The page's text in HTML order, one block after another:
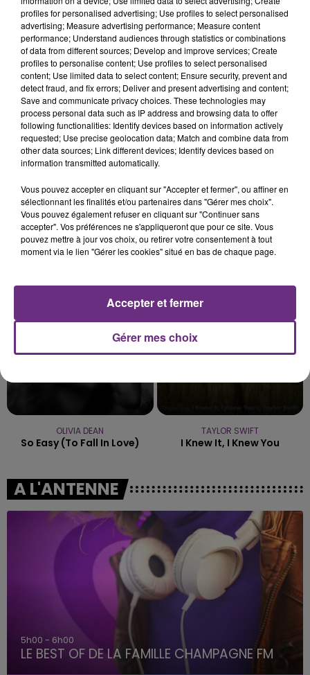
Un feu de remorque s'est déclaré ce mercredi en
fin de matinée sur l'A34.
TITRES DIFFUSÉS
15h36
15h36
ALEX WARREN
Fever Dream
15h29
15h29
TRYO
La Traversee
15h26
15h26
OLIVIA DEAN
So Easy (to Fall In Love)
15h23
15h23
TAYLOR SWIFT
I Knew It, I Knew You
A L'ANTENNE
5h00 - 6h00
LE BEST OF DE LA FAMILLE CHAMPAGNE FM
profiles for personalised advertising; Use profiles to select personalised
advertising; Measure advertising performance; Measure content
performance; Understand audiences through statistics or combinations
of data from different sources; Develop and improve services; Create
profiles to personalise content; Use profiles to select personalised
content; Use limited data to select content; Ensure security, prevent and
detect fraud, and fix errors; Deliver and present advertising and content;
Save and communicate privacy choices. These technologies may
process personal data such as IP address and browsing data to offer
following functionalities: Identify devices based on information actively
requested; Use precise geolocation data; Match and combine data from
other data sources; Link different devices; Identify devices based on
information transmitted automatically.
Vous pouvez accepter en cliquant sur "Accepter et fermer", ou affiner en
sélectionnant les finalités et/ou partenaires dans "Gérer mes choix".
Vous pouvez également refuser en cliquant sur "Continuer sans
accepter". Vos préférences ne s'appliqueront que pour ce site. Vous
pouvez mettre à jour vos choix, ou retirer votre consentement à tout
moment via le lien "Gérer les cookies" situé en bas de chaque page.
Gérer mes choix
Accepter et fermer